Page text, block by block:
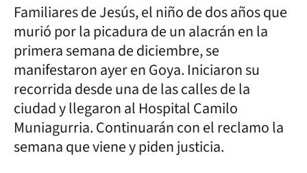
Familiares de Jesús, el niño de dos años que
murió por la picadura de un alacrán en la
primera semana de diciembre, se
manifestaron ayer en Goya. Iniciaron su
recorrida desde una de las calles de la
ciudad y llegaron al Hospital Camilo
Muniagurria. Continuarán con el reclamo la
semana que viene y piden justicia.